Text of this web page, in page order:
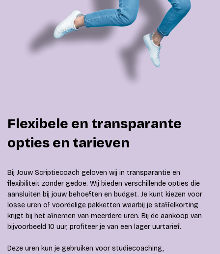
Flexibele en transparante
opties en tarieven
Bij Jouw Scriptiecoach geloven wij in transparantie en
flexibiliteit zonder gedoe. Wij bieden verschillende opties die
aansluiten bij jouw behoeften en budget. Je kunt kiezen voor
losse uren of voordelige pakketten waarbij je staffelkorting
krijgt bij het afnemen van meerdere uren. Bij de aankoop van
bijvoorbeeld 10 uur, profiteer je van een lager uurtarief.
Deze uren kun je gebruiken voor studiecoaching,